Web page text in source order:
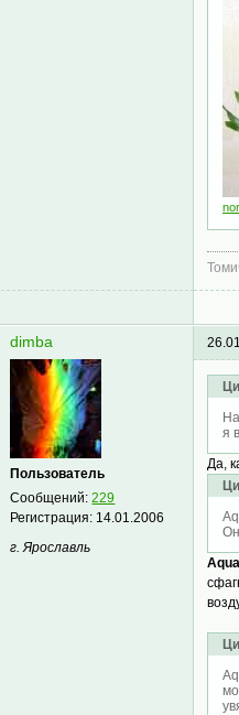
dimba
Пользователь
Сообщений:229
Регистрация: 14.01.2006
г. Ярославль
я
Да,